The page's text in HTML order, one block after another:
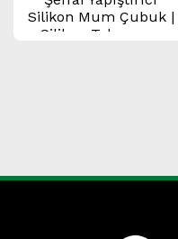
Silikon Mum Çubuk |
Silikon Tabancası